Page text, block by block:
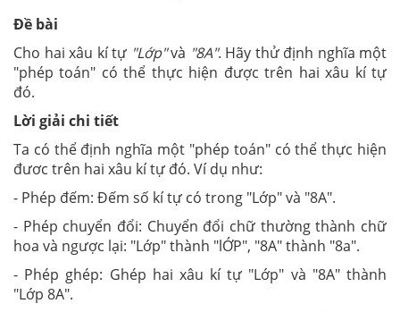
Đề bài
Cho hai xâu kí tự "Lớp"và "8A". Hãy thử định nghĩa một
"phép toán" có thể thực hiện được trên hai xâu kí tự
đó.
Lời giải chi tiết
Ta có thể định nghĩa một "phép toán" có thể thực hiện
đươc trên hai xâu kí tự đó. Ví dụ như:
- Phép đếm: Đếm số kí tự có trong "Lớp" và "8A".
- Phép chuyển đổi: Chuyển đổi chữ thường thành chữ
hoa và ngược lại: "Lớp" thành "lỚP", "8A" thành "8a".
- Phép ghép: Ghép hai xâu kí tự "Lớp" và "8A" thành
"Lớp 8A".